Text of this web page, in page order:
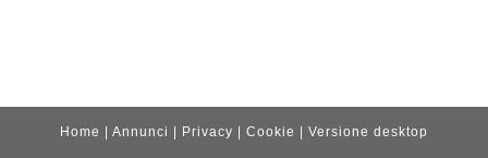
Home Annunci Privacy Cookie Versione desktop